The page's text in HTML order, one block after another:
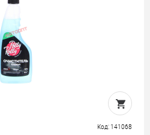
Код: 141068